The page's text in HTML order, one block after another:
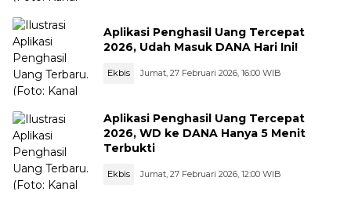
Aplikasi Penghasil Uang Tercepat
2026, Udah Masuk DANA Hari Ini!
Ekbis Jumat, 27 Februari 2026, 16:00 WIB
Aplikasi Penghasil Uang Tercepat
2026, WD ke DANA Hanya 5 Menit
Terbukti
Ekbis Jumat, 27 Februari 2026, 12:00 WIB